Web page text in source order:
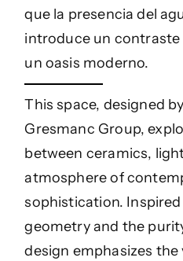
que la presencia del
introduce un
un oasis moderno.
This space, designed
Gresmanc Group,
between ceramics,
atmosphere of
sophistication.
geometry and the
design emphasizes